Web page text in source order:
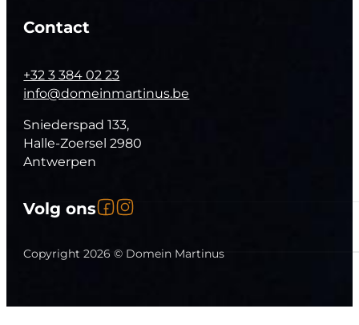
Contact
+32 3 384 02 23
info@domeinmartinus.be
Sniederspad 133,
Halle-Zoersel 2980
Antwerpen
Volg ons Volg ons op Facebook
Copyright 2026 © Domein Martinus